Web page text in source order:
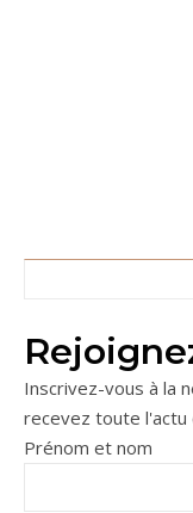
Inscrivez-vous à la
recevez toute l'actu
Prénom et nom